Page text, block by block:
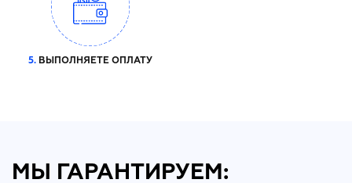
5. ВЫПОЛНЯЕТЕ ОПЛАТУ
МЫ ГАРАНТИРУЕМ: